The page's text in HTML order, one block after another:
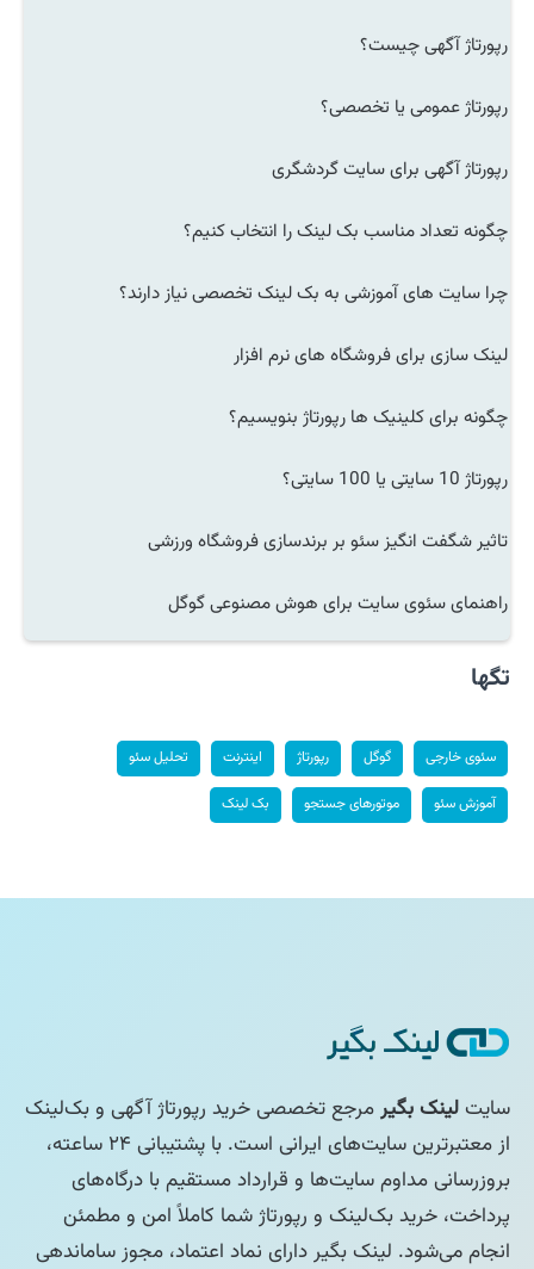
رپورتاژ آگهی چیست؟
رپورتاژ عمومی یا تخصصی؟
رپورتاژ آگهی برای سایت گردشگری
چگونه تعداد مناسب بک لینک را انتخاب کنیم؟
چرا سایت های آموزشی به بک لینک تخصصی نیاز دارند؟
لینک سازی برای فروشگاه های نرم افزار
چگونه برای کلینیک ها رپورتاژ بنویسیم؟
رپورتاژ 10 سایتی یا 100 سایتی؟
تاثیر شگفت انگیز سئو بر برندسازی فروشگاه ورزشی
راهنمای سئوی سایت برای هوش مصنوعی گوگل
تگها
سئوی خارجی گوگل رپورتاژ اینترنت تحلیل سئو
آموزش سئو موتورهای جستجو بک لینک
سایتلینک بگیرمرجع تخصصی خرید رپورتاژ آگهی و بک‌لینک
از معتبرترین سایت‌های ایرانی است. با پشتیبانی ۲۴ ساعته،
بروزرسانی مداوم سایت‌ها و قرارداد مستقیم با درگاه‌های
پرداخت، خرید بک‌لینک و رپورتاژ شما کاملاً امن و مطمئن
انجام می‌شود. لینک بگیر دارای نماد اعتماد، مجوز ساماندهی